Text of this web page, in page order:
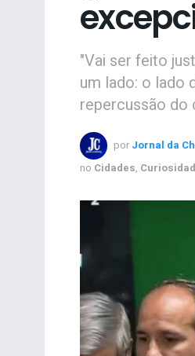
"Vai ser feito
um lado: o lado
repercussão do
por Jornal da
no Cidades,